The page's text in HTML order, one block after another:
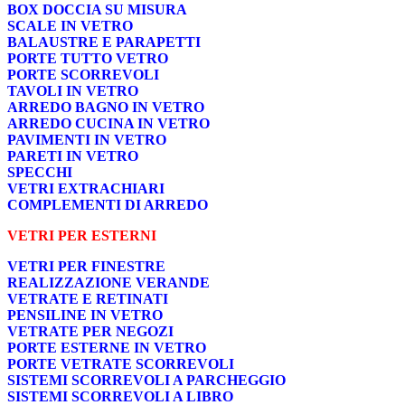
BOX DOCCIA SU MISURA
SCALE IN VETRO
BALAUSTRE E PARAPETTI
PORTE TUTTO VETRO
PORTE SCORREVOLI
TAVOLI IN VETRO
ARREDO BAGNO IN VETRO
ARREDO CUCINA IN VETRO
PAVIMENTI IN VETRO
PARETI IN VETRO
SPECCHI
VETRI EXTRACHIARI
COMPLEMENTI DI ARREDO
VETRI PER ESTERNI
VETRI PER FINESTRE
REALIZZAZIONE VERANDE
VETRATE E RETINATI
PENSILINE IN VETRO
VETRATE PER NEGOZI
PORTE ESTERNE IN VETRO
PORTE VETRATE SCORREVOLI
SISTEMI SCORREVOLI A PARCHEGGIO
SISTEMI SCORREVOLI A LIBRO